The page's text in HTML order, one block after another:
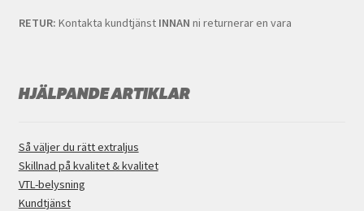
RETUR: Kontakta kundtjänst INNAN ni returnerar en vara
HJÄLPANDE ARTIKLAR
Så väljer du rätt extraljus
Skillnad på kvalitet & kvalitet
VTL-belysning
Kundtjänst